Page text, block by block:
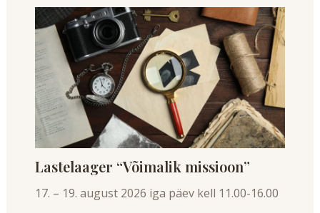
Lastelaager “Võimalik missioon”
17. – 19. august 2026 iga päev kell 11.00-16.00